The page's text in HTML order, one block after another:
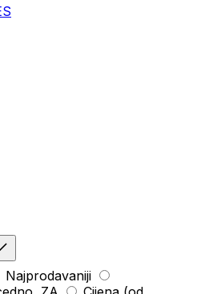
Najprodavaniji